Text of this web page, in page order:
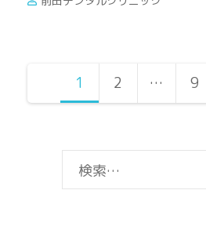
稿
Page
1 Page
2 … 9
検
索: